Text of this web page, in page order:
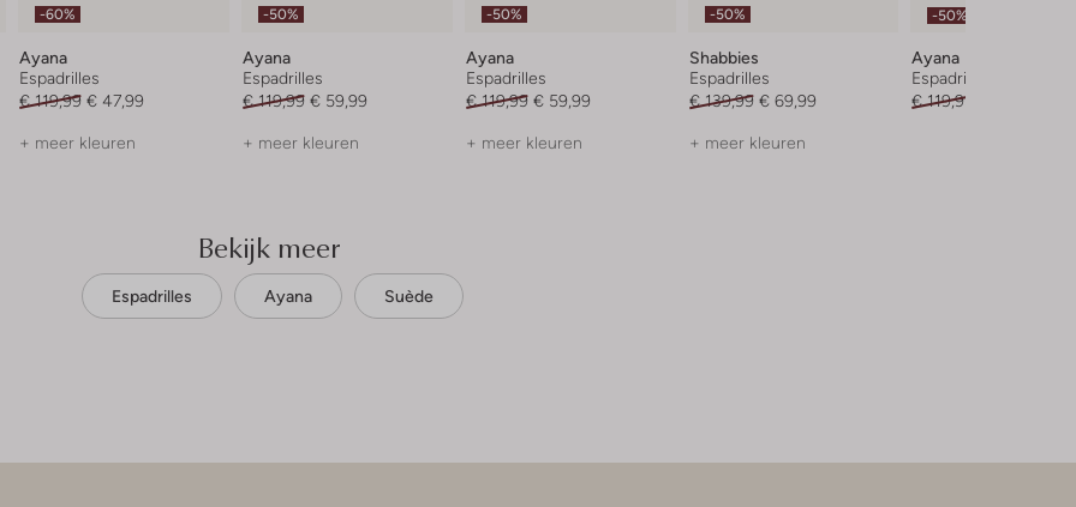
-60%
Ayana
Espadrilles
€ 119,99 € 47,99
+ meer kleuren
-50%
Ayana
Espadrilles
€ 119,99 € 59,99
+ meer kleuren
-50%
Ayana
Espadrilles
€ 119,99 € 59,99
+ meer kleuren
-50%
Shabbies
Espadrilles
€ 139,99 € 69,99
+ meer kleuren
-50%
Ayana
Espadrilles
€ 119,95
Bekijk meer
Espadrilles Ayana Suède